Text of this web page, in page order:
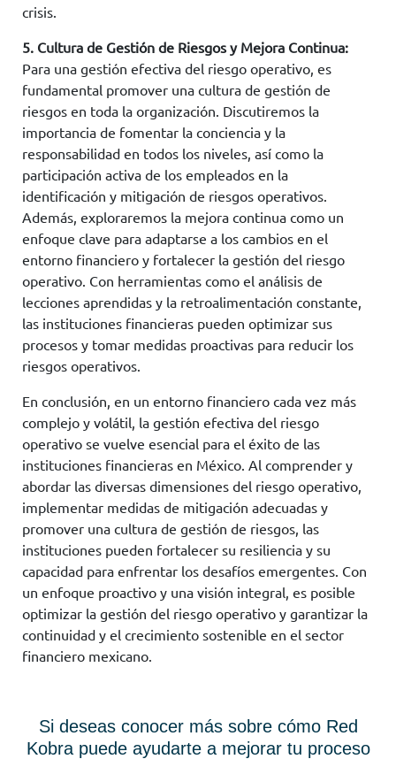
crisis.
5. Cultura de Gestión de Riesgos y Mejora Continua:
Para una gestión efectiva del riesgo operativo, es
fundamental promover una cultura de gestión de
riesgos en toda la organización. Discutiremos la
importancia de fomentar la conciencia y la
responsabilidad en todos los niveles, así como la
participación activa de los empleados en la
identificación y mitigación de riesgos operativos.
Además, exploraremos la mejora continua como un
enfoque clave para adaptarse a los cambios en el
entorno financiero y fortalecer la gestión del riesgo
operativo. Con herramientas como el análisis de
lecciones aprendidas y la retroalimentación constante,
las instituciones financieras pueden optimizar sus
procesos y tomar medidas proactivas para reducir los
riesgos operativos.
En conclusión, en un entorno financiero cada vez más
complejo y volátil, la gestión efectiva del riesgo
operativo se vuelve esencial para el éxito de las
instituciones financieras en México. Al comprender y
abordar las diversas dimensiones del riesgo operativo,
implementar medidas de mitigación adecuadas y
promover una cultura de gestión de riesgos, las
instituciones pueden fortalecer su resiliencia y su
capacidad para enfrentar los desafíos emergentes. Con
un enfoque proactivo y una visión integral, es posible
optimizar la gestión del riesgo operativo y garantizar la
continuidad y el crecimiento sostenible en el sector
financiero mexicano.
Si deseas conocer más sobre cómo Red
Kobra puede ayudarte a mejorar tu proceso